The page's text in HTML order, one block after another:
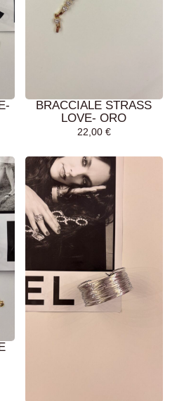
BRACCIALE STRASS
LOVE- ORO
22,00 €
CARRELLO